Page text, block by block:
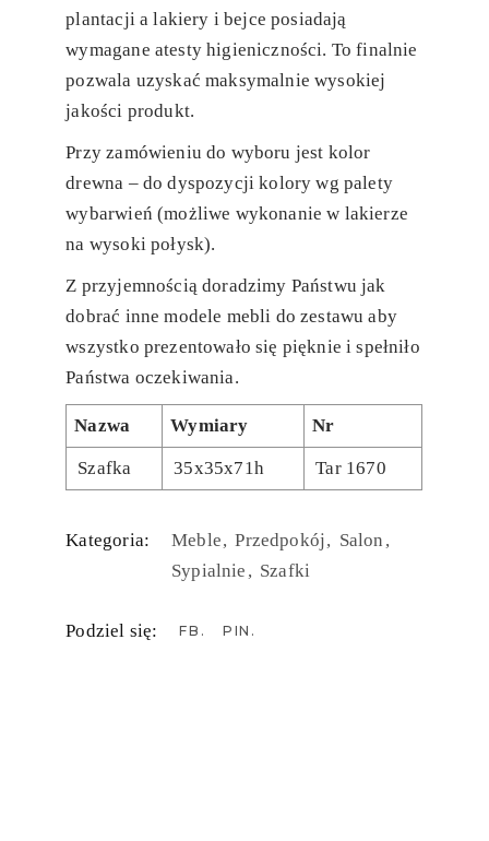
plantacji a lakiery i bejce posiadają
wymagane atesty higieniczności. To finalnie
pozwala uzyskać maksymalnie wysokiej
jakości produkt.
Przy zamówieniu do wyboru jest kolor
drewna – do dyspozycji kolory wg palety
wybarwień (możliwe wykonanie w lakierze
na wysoki połysk).
Z przyjemnością doradzimy Państwu jak
dobrać inne modele mebli do zestawu aby
wszystko prezentowało się pięknie i spełniło
Państwa oczekiwania.
Nazwa Wymiary Nr
Szafka 35x35x71h Tar 1670
Kategoria: Meble Przedpokój Salon
Sypialnie Szafki
Podziel się: FB PIN